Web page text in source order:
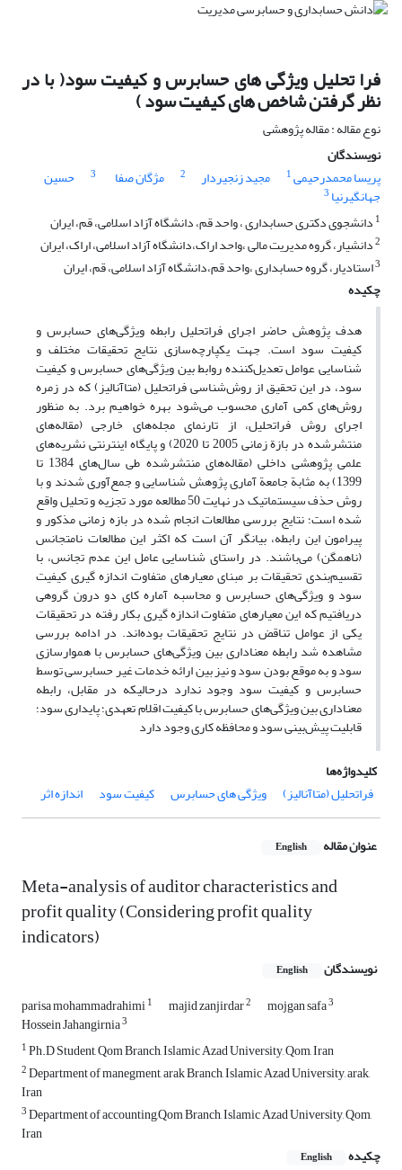
فرا تحلیل ویژگی های حسابرس و کیفیت سود( با در
نظر گرفتن شاخص های کیفیت سود )
نوع مقاله : مقاله پژوهشی
نویسندگان
پریسا محمدرحیمی1 مجید زنجیردار 2 مژگان صفا 3 حسین
جهانگیرنیا 3
1 دانشجوی دکتری حسابداری ، واحد قم، دانشگاه آزاد اسلامی، قم، ایران
2دانشیار، گروه مدیریت مالی ،واحد اراک،دانشگاه آزاد اسلامی، اراک، ایران
3استادیار، گروه حسابداری ،واحد قم،دانشگاه آزاد اسلامی، قم، ایران
چکیده
هدف پژوهش حاضر اجرای فراتحلیل رابطه ویژگی‌های حسابرس و
کیفیت سود است. جهت یکپارچه‌سازی نتایج تحقیقات مختلف و
شناسایی عوامل تعدیل‌کننده روابط بین ویژگی‌های حسابرس و کیفیت
سود، در این تحقیق از روش‌شناسی فراتحلیل (متاآنالیز) که در زمره
روش‌های کمی آماری محسوب می‌شود بهره خواهیم برد. به ‌منظور
اجرای روش فراتحلیل، از تارنمای مجله‌های خارجی (مقاله‌های
منتشرشده در بازة زمانی 2005 تا 2020) و پایگاه اینترنتی نشریه‌های
علمی پژوهشی داخلی (مقاله‌های منتشرشده طی سال‌های 1384 تا
1399) به مثابة جامعة آماری پژوهش شناسایی و جمع‌آوری شدند و با
روش حذف سیستماتیک در نهایت 50 مطالعه مورد تجزیه و تحلیل واقع
شده است؛ نتایج بررسی مطالعات انجام شده در بازه زمانی مذکور و
پیرامون این رابطه، بیانگر آن است که اکثر این مطالعات نامتجانس
(ناهمگن) می‌باشند. در راستای شناسایی عامل این عدم تجانس، با
تقسیم‌بندی تحقیقات بر مبنای معیارهای متفاوت اندازه گیری کیفیت
سود و ویژگی‌های حسابرس و محاسبه آماره کای دو درون گروهی
دریافتیم که این معیارهای متفاوت اندازه گیری بکار رفته در تحقیقات
یکی از عوامل تناقض در نتایج تحقیقات بوده‌اند. در ادامه بررسی
مشاهده شد رابطه معناداری بین ویژگی‌های حسابرس با هموارسازی
سود و به موقع بودن سود و نیز بین ارائه خدمات غیر حسابرسی توسط
حسابرس و کیفیت سود وجود ندارد درحالیکه در مقابل، رابطه
معناداری بین ویژگی‌های حسابرس با کیفیت اقلام تعهدی؛ پایداری سود؛
قابلیت پیش‌بینی سود و محافظه کاری وجود دارد
کلیدواژه‌ها
فراتحلیل (متاآنالیز)
ویژگی های حسابرس کیفیت سود اندازه اثر
عنوان مقاله English
Meta-analysis of auditor characteristics and
profit quality (Considering profit quality
indicators)
نویسندگان English
parisa mohammadrahimi1 majid zanjirdar2 mojgan safa3
Hossein Jahangirnia3
1Ph.D Student, Qom Branch, Islamic Azad University, Qom, Iran
2Department of manegment, arak Branch, Islamic Azad University, arak,
Iran
3Department of accounting,Qom Branch, Islamic Azad University, Qom,
Iran
چکیده
English